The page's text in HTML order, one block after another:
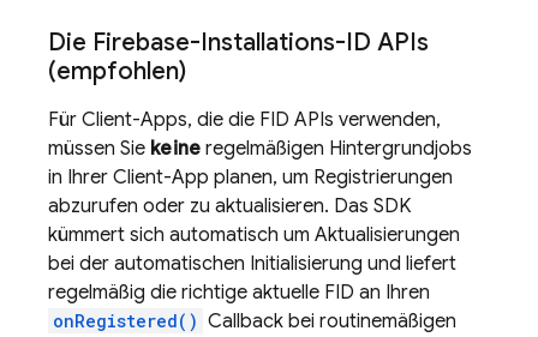
Die Firebase-Installations-ID APIs
(empfohlen)
Für Client-Apps, die die FID APIs verwenden,
müssen Sie keine regelmäßigen Hintergrundjobs
in Ihrer Client-App planen, um Registrierungen
abzurufen oder zu aktualisieren. Das SDK
kümmert sich automatisch um Aktualisierungen
bei der automatischen Initialisierung und liefert
regelmäßig die richtige aktuelle FID an Ihren
onRegistered() Callback bei routinemäßigen